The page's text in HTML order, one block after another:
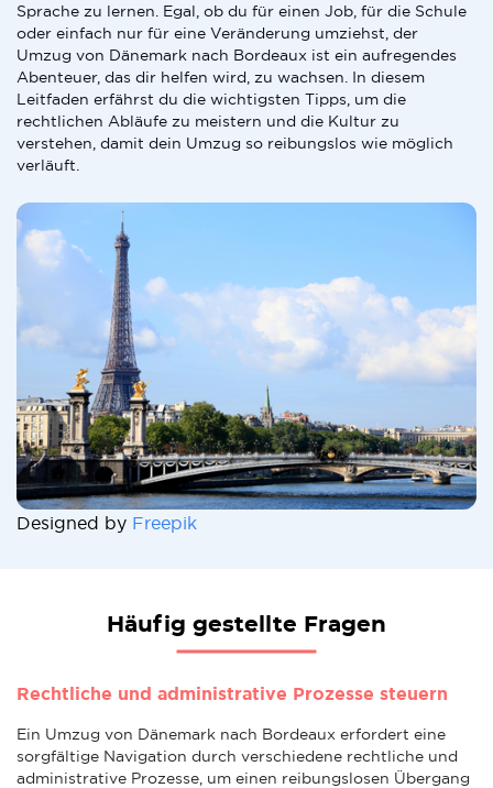
Sprache zu lernen. Egal, ob du für einen Job, für die Schule
oder einfach nur für eine Veränderung umziehst, der
Umzug von Dänemark nach Bordeaux ist ein aufregendes
Abenteuer, das dir helfen wird, zu wachsen. In diesem
Leitfaden erfährst du die wichtigsten Tipps, um die
rechtlichen Abläufe zu meistern und die Kultur zu
verstehen, damit dein Umzug so reibungslos wie möglich
verläuft.
Designed by Freepik
Häufig gestellte Fragen
Rechtliche und administrative Prozesse steuern
Ein Umzug von Dänemark nach Bordeaux erfordert eine
sorgfältige Navigation durch verschiedene rechtliche und
administrative Prozesse, um einen reibungslosen Übergang